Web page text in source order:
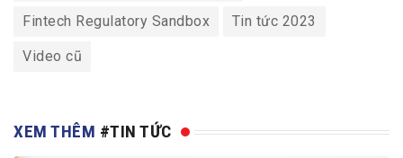
Fintech Regulatory Sandbox Tin tức 2023
Video cũ
XEM THÊM #TIN TỨC